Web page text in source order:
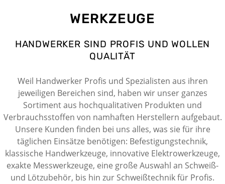
WERKZEUGE
HANDWERKER SIND PROFIS UND WOLLEN
QUALITÄT
Weil Handwerker Profis und Spezialisten aus ihren
jeweiligen Bereichen sind, haben wir unser ganzes
Sortiment aus hochqualitativen Produkten und
Verbrauchsstoffen von namhaften Herstellern aufgebaut.
Unsere Kunden finden bei uns alles, was sie für ihre
täglichen Einsätze benötigen: Befestigungstechnik,
klassische Handwerkzeuge, innovative Elektrowerkzeuge,
exakte Messwerkzeuge, eine große Auswahl an Schweiß-
und Lötzubehör, bis hin zur Schweißtechnik für Profis.